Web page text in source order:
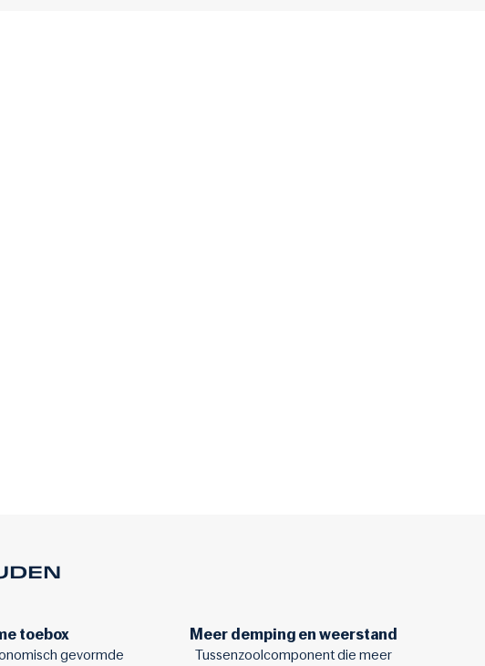
toebox
gevormde
Meer demping en weerstand
Tussenzoolcomponent die meer